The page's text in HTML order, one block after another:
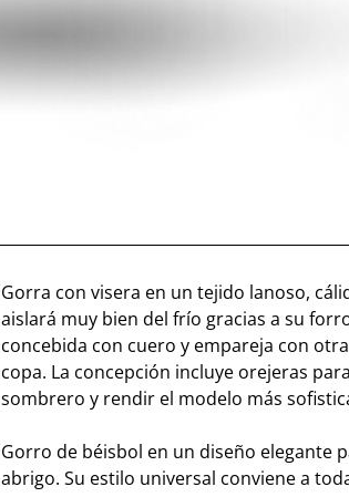
Gorra con visera en un tejido lanoso,
aislará muy bien del frío gracias a su
concebida con cuero y empareja con
copa. La concepción incluye orejeras
sombrero y rendir el modelo más
Gorro de béisbol en un diseño elegante
abrigo. Su estilo universal conviene a